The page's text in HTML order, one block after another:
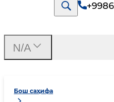
Бош саҳифа
N/A